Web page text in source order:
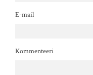
E-mail
Kommenteeri